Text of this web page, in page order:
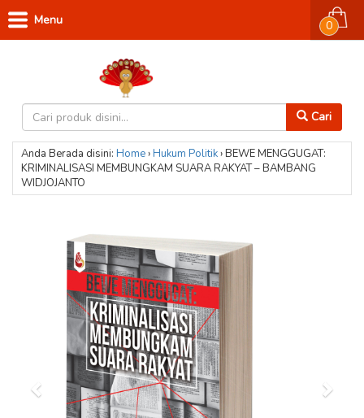
Cari
0
Menu
Anda Berada disini: Home›Hukum Politik›BEWE MENGGUGAT:
KRIMINALISASI MEMBUNGKAM SUARA RAKYAT – BAMBANG
WIDJOJANTO